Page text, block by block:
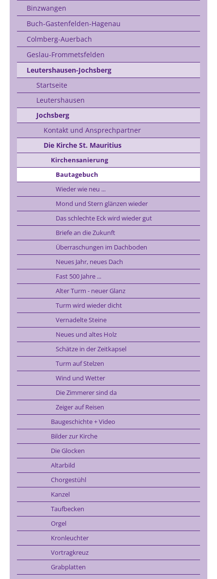
Binzwangen
Buch-Gastenfelden-Hagenau
Colmberg-Auerbach
Geslau-Frommetsfelden
Leutershausen-Jochsberg
Startseite
Leutershausen
Jochsberg
Kontakt und Ansprechpartner
Die Kirche St. Mauritius
Kirchensanierung
Bautagebuch
Wieder wie neu ...
Mond und Stern glänzen wieder
Das schlechte Eck wird wieder gut
Briefe an die Zukunft
Überraschungen im Dachboden
Neues Jahr, neues Dach
Fast 500 Jahre ...
Alter Turm - neuer Glanz
Turm wird wieder dicht
Vernadelte Steine
Neues und altes Holz
Schätze in der Zeitkapsel
Turm auf Stelzen
Wind und Wetter
Die Zimmerer sind da
Zeiger auf Reisen
Baugeschichte + Video
Bilder zur Kirche
Die Glocken
Altarbild
Chorgestühl
Kanzel
Taufbecken
Orgel
Kronleuchter
Vortragkreuz
Grabplatten